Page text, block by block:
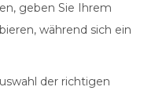
geben Sie Ihrem
während sich ein
der richtigen